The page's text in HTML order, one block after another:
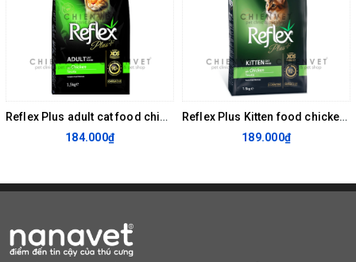
(E320 & E321).
+ Chỉ tiêu dinh dưỡng:
Chất đạm thô: 32%
+ Cách cho ăn: Chia làm 2-3 bữa ăn / ngày
Reflex Plus adult cat food chicken 1.5kg-Thức ăn cho mèo Reflex Plus Adult Cat Food Chicken (1,5kg)
184.000₫
Reflex Plus Kitten food chicken 1.5kg -Thức ăn cho mèo Reflex Plus Kitten Food Chicken (1,5kg)
189.000₫